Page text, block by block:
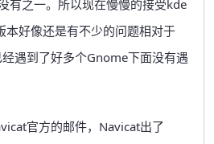
有之一。所以现在慢慢的接受kde
本好像还是有不少的问题相对于
遇到了好多个Gnome下面没有遇
官方的邮件，Navicat出了